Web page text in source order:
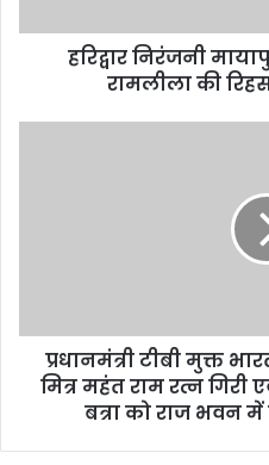
हरिद्वार निरंजनी
रामलीला की
प्रधानमंत्री टीबी मुक्त
मित्र महंत राम रत्न गिरी
बत्रा को राज भवन